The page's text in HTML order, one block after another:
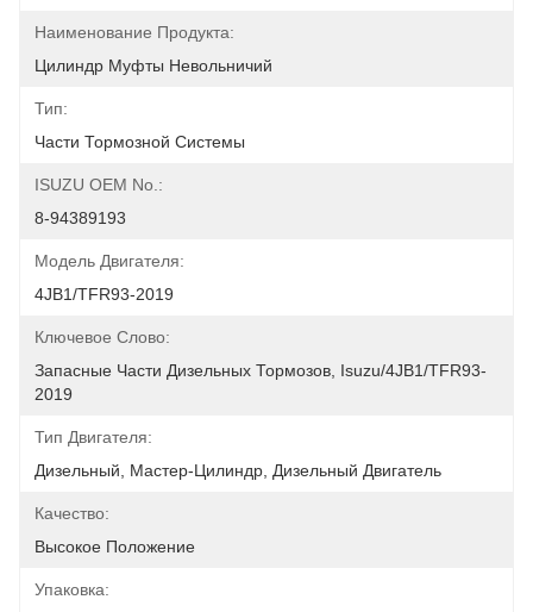
Наименование Продукта:
Цилиндр Муфты Невольничий
Тип:
Части Тормозной Системы
ISUZU OEM No.:
8-94389193
Модель Двигателя:
4JB1/TFR93-2019
Ключевое Слово:
Запасные Части Дизельных Тормозов, Isuzu/4JB1/TFR93-
2019
Тип Двигателя:
Дизельный, Мастер-Цилиндр, Дизельный Двигатель
Качество:
Высокое Положение
Упаковка: